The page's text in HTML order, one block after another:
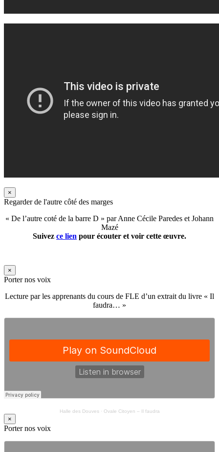
×
Regarder de l'autre côté des marges
« De l’autre coté de la barre D » par Anne Cécile Paredes et Johann
Mazé
Suivez ce lien pour écouter et voir cette œuvre.
×
Porter nos voix
Lecture par les apprenants du cours de FLE d’un extrait du livre « Il
faudra… »
Halle des Douves· Ovale Citoyen – Il faudra
×
Porter nos voix